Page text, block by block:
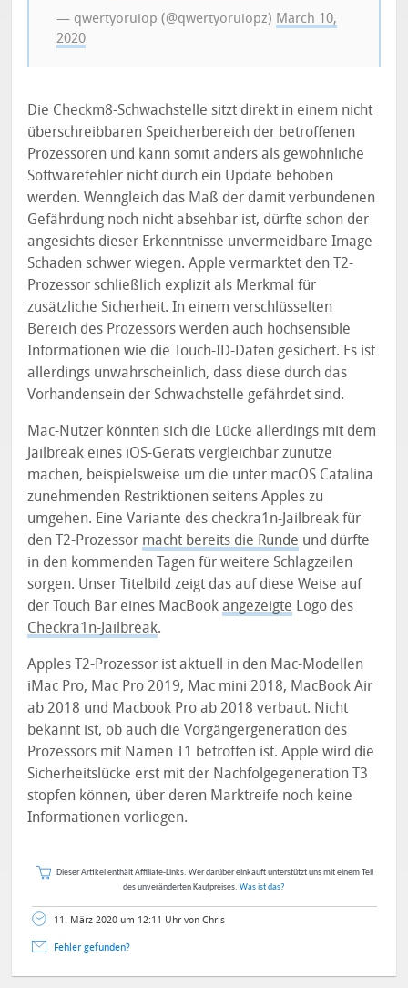
— qwertyoruiop (@qwertyoruiopz) March 10,
2020
Die Checkm8-Schwachstelle sitzt direkt in einem nicht
überschreibbaren Speicherbereich der betroffenen
Prozessoren und kann somit anders als gewöhnliche
Softwarefehler nicht durch ein Update behoben
werden. Wenngleich das Maß der damit verbundenen
Gefährdung noch nicht absehbar ist, dürfte schon der
angesichts dieser Erkenntnisse unvermeidbare Image-
Schaden schwer wiegen. Apple vermarktet den T2-
Prozessor schließlich explizit als Merkmal für
zusätzliche Sicherheit. In einem verschlüsselten
Bereich des Prozessors werden auch hochsensible
Informationen wie die Touch-ID-Daten gesichert. Es ist
allerdings unwahrscheinlich, dass diese durch das
Vorhandensein der Schwachstelle gefährdet sind.
Mac-Nutzer könnten sich die Lücke allerdings mit dem
Jailbreak eines iOS-Geräts vergleichbar zunutze
machen, beispielsweise um die unter macOS Catalina
zunehmenden Restriktionen seitens Apples zu
umgehen. Eine Variante des checkra1n-Jailbreak für
den T2-Prozessor macht bereits die Runde und dürfte
in den kommenden Tagen für weitere Schlagzeilen
sorgen. Unser Titelbild zeigt das auf diese Weise auf
der Touch Bar eines MacBookangezeigte Logo des
Checkra1n-Jailbreak.
Apples T2-Prozessor ist aktuell in den Mac-Modellen
iMac Pro, Mac Pro 2019, Mac mini 2018, MacBook Air
ab 2018 und Macbook Pro ab 2018 verbaut. Nicht
bekannt ist, ob auch die Vorgängergeneration des
Prozessors mit Namen T1 betroffen ist. Apple wird die
Sicherheitslücke erst mit der Nachfolgegeneration T3
stopfen können, über deren Marktreife noch keine
Informationen vorliegen.
Dieser Artikel enthält Affiliate-Links. Wer darüber einkauft unterstützt uns mit einem Teil
des unveränderten Kaufpreises. Was ist das?
11. März 2020 um 12:11 Uhr von Chris
Fehler gefunden?